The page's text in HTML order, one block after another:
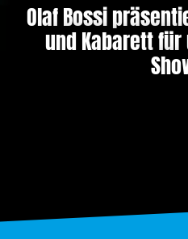
Olaf Bossi
und Kabarett